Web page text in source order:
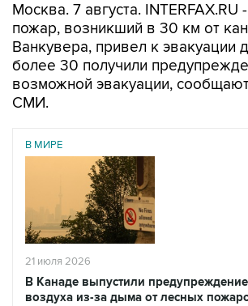
Москва. 7 августа. INTERFAX.RU
пожар, возникший в 30 км от
Ванкувера, привел к эвакуации
более 30 получили
возможной эвакуации,
СМИ.
В МИРЕ
21 июля 2026
В Канаде выпустили предупреждение
воздуха из-за дыма от лесных